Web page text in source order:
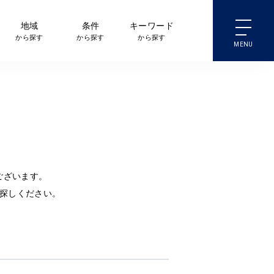
地域
から探す
条件
から探す
キーワード
から探す
います。
しください。